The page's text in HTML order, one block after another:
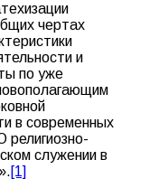
чертах
и
по уже
в современных
религиозно-
служении в
[1]